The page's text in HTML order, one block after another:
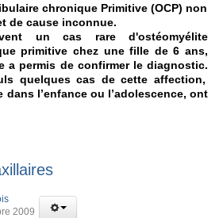
chronique Primitive (OCP) non
de cause inconnue.
un cas rare d'ostéomyélite
primitive chez une fille de 6 ans,
a permis de confirmer le diagnostic.
quelques cas de cette affection,
l’enfance ou l’adolescence, ont
2009